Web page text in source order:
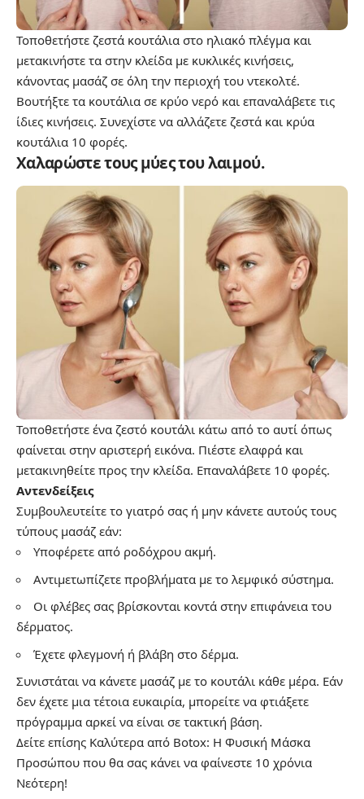
Τοποθετήστε ζεστά κουτάλια στο ηλιακό πλέγμα και
μετακινήστε τα στην κλείδα με κυκλικές κινήσεις,
κάνοντας μασάζ σε όλη την περιοχή του ντεκολτέ.
Βουτήξτε τα κουτάλια σε κρύο νερό και επαναλάβετε τις
ίδιες κινήσεις. Συνεχίστε να αλλάζετε ζεστά και κρύα
κουτάλια 10 φορές.
Χαλαρώστε τους μύες του λαιμού.
Τοποθετήστε ένα ζεστό κουτάλι κάτω από το αυτί όπως
φαίνεται στην αριστερή εικόνα. Πιέστε ελαφρά και
μετακινηθείτε προς την κλείδα. Επαναλάβετε 10 φορές.
Αντενδείξεις
Συμβουλευτείτε το γιατρό σας ή μην κάνετε αυτούς τους
τύπους μασάζ εάν:
Υποφέρετε από ροδόχρου ακμή.
Αντιμετωπίζετε προβλήματα με το λεμφικό σύστημα.
Οι φλέβες σας βρίσκονται κοντά στην επιφάνεια του
δέρματος.
Έχετε φλεγμονή ή βλάβη στο δέρμα.
Συνιστάται να κάνετε μασάζ με το κουτάλι κάθε μέρα. Εάν
δεν έχετε μια τέτοια ευκαιρία, μπορείτε να φτιάξετε
πρόγραμμα αρκεί να είναι σε τακτική βάση.
Δείτε επίσης Καλύτερα από Botox: Η Φυσική Μάσκα
Προσώπου που θα σας κάνει να φαίνεστε 10 χρόνια
Νεότερη!